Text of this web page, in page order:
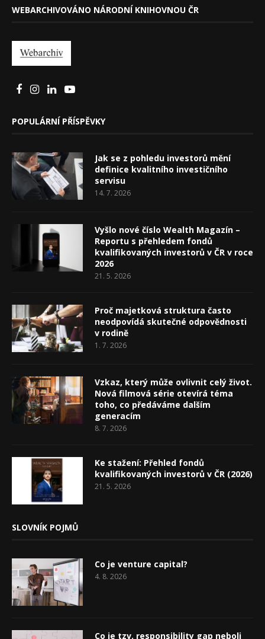
WEBARCHIVOVÁNO NÁRODNÍ KNIHOVNOU ČR
POPULÁRNÍ PŘÍSPĚVKY
Jak se z pohledu investorů mění
definice kvalitního investičního
servisu
14. 7. 2026
Vyšlo nové číslo Wealth Magazín –
Reportu s přehledem fondů
kvalifikovaných investorů v ČR v roce
2026
21. 5. 2026
Proč majetková struktura často
neodpovídá skutečné odpovědnosti
v rodině
1. 7. 2026
Vzkaz, který může ovlivnit celý život.
Nová filmová série otevírá téma
toho, co předáváme dalším
generacím
8. 7. 2026
Ke stažení: Přehled fondů
kvalifikovaných investorů v ČR (2026)
21. 5. 2026
SLOVNÍK POJMŮ
Co je venture capital?
4. 8. 2026
Co je tzv. responsibility gap neboli